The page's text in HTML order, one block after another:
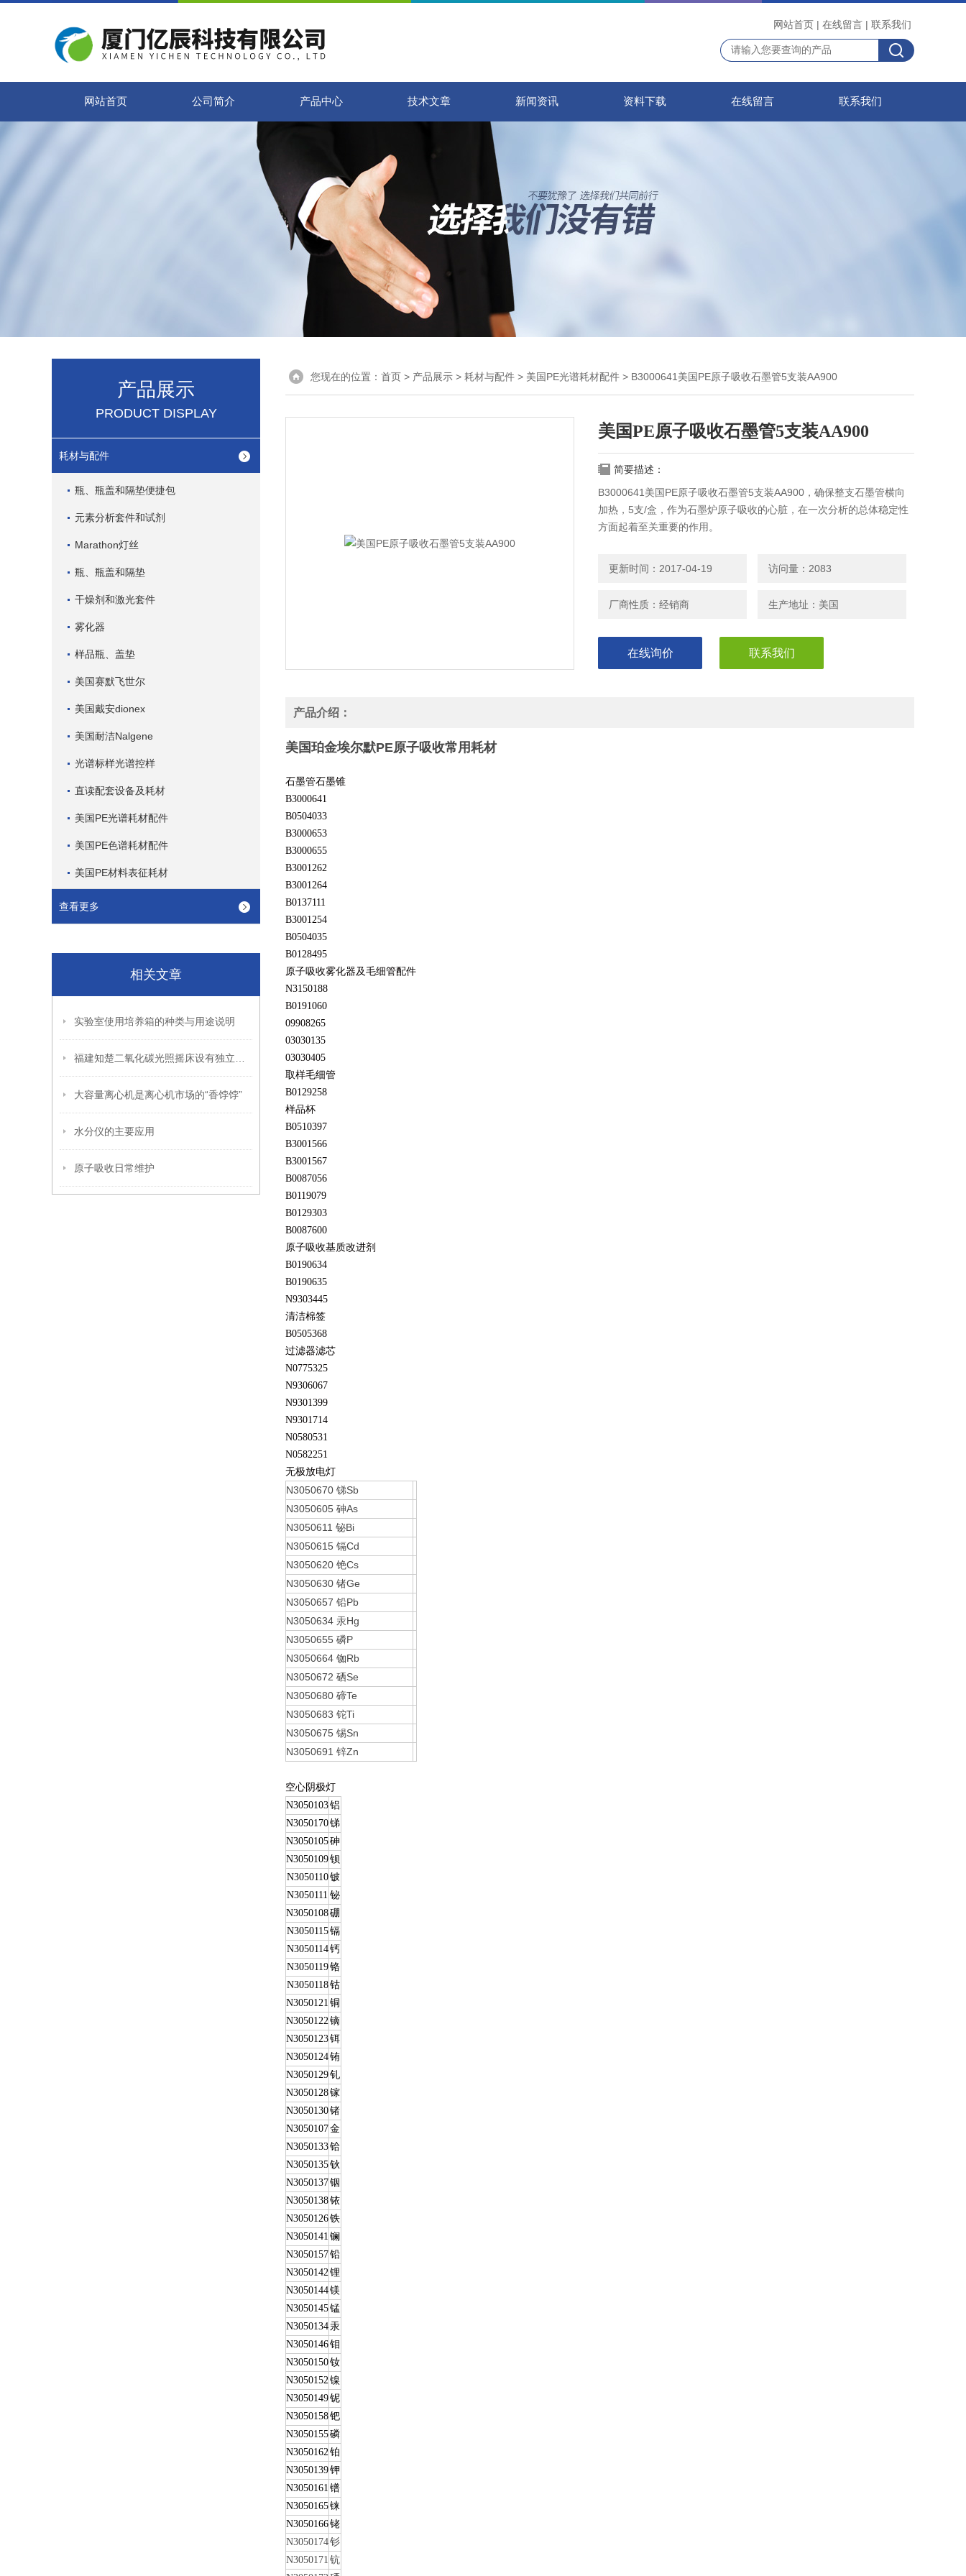
网站首页 | 在线留言 | 联系我们
网站首页 公司简介 产品中心 技术文章 新闻资讯 资料下载 在线留言 联系我们
产品展示
PRODUCT DISPLAY
耗材与配件
瓶、瓶盖和隔垫便捷包
元素分析套件和试剂
Marathon灯丝
瓶、瓶盖和隔垫
干燥剂和激光套件
雾化器
样品瓶、盖垫
美国赛默飞世尔
美国戴安dionex
美国耐洁Nalgene
光谱标样光谱控样
直读配套设备及耗材
美国PE光谱耗材配件
美国PE色谱耗材配件
美国PE材料表征耗材
查看更多
相关文章
实验室使用培养箱的种类与用途说明
大容量离心机是离心机市场的“香饽饽”
水分仪的主要应用
原子吸收日常维护
您现在的位置： 首页 > 产品展示 > 耗材与配件 > 美国PE光谱耗材配件 > B3000641美国PE原子吸收石墨管5支装AA900
美国PE原子吸收石墨管5支装AA900
简要描述：
B3000641美国PE原子吸收石墨管5支装AA900，确保整支石墨管横向
加热，5支/盒，作为石墨炉原子吸收的心脏，在一次分析的总体稳定性
方面起着至关重要的作用。
更新时间：2017-04-19 访问量：2083
厂商性质：经销商 生产地址：美国
在线询价 联系我们
产品介绍：
美国珀金埃尔默PE原子吸收常用耗材
石墨管石墨锥
B3000641
B0504033
B3000653
B3000655
B3001262
B3001264
B0137111
B3001254
B0504035
B0128495
原子吸收雾化器及毛细管配件
N3150188
B0191060
09908265
03030135
03030405
取样毛细管
B0129258
样品杯
B0510397
B3001566
B3001567
B0087056
B0119079
B0129303
B0087600
原子吸收基质改进剂
B0190634
B0190635
N9303445
清洁棉签
B0505368
过滤器滤芯
N0775325
N9306067
N9301399
N9301714
N0580531
N0582251
无极放电灯
N3050670 锑Sb
N3050605 砷As
N3050611 铋Bi
N3050615 镉Cd
N3050620 铯Cs
N3050630 锗Ge
N3050657 铅Pb
N3050634 汞Hg
N3050655 磷P
N3050664 铷Rb
N3050672 硒Se
N3050680 碲Te
N3050683 铊Ti
N3050675 锡Sn
N3050691 锌Zn
空心阴极灯
N3050103铝
N3050170锑
N3050105砷
N3050109钡
N3050110铍
N3050111 铋
N3050108硼
N3050115镉
N3050114钙
N3050119铬
N3050118钴
N3050121 铜
N3050122镝
N3050123铒
N3050124铕
N3050129钆
N3050128镓
N3050130锗
N3050107金
N3050133铪
N3050135钬
N3050137铟
N3050138铱
N3050126铁
N3050141 镧
N3050157铅
N3050142锂
N3050144镁
N3050145锰
N3050134 汞
N3050146钼
N3050150钕
N3050152镍
N3050149铌
N3050158钯
N3050155磷
N3050162铂
N3050139钾
N3050161 镨
N3050165铼
N3050166铑
N3050174钐
N3050171 钪